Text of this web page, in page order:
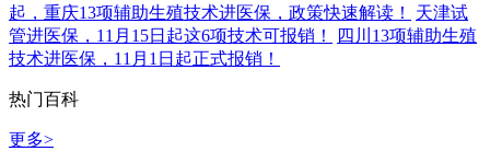
起，重庆13项辅助生殖技术进医保，政策快速解读！
天津试
管进医保，11月15日起这6项技术可报销！
四川13项辅助生殖
技术进医保，11月1日起正式报销！
热门百科
更多>